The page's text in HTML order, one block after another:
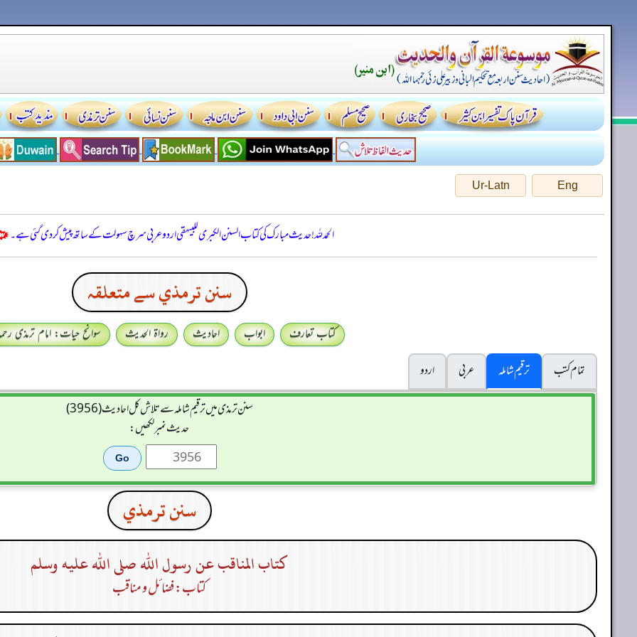
Eng
Ur-Latn
الحمدللہ! حدیث مبارک کی کتاب السنن الكبرى للبيهقي اردو عربی سرچ سہولت کے ساتھ پیش کر دی گئی ہے۔
سنن ترمذي سے متعلقہ
کتاب تعارف ابواب احادیث رواۃ الحدیث
سوانح حیات: امام ترمذی
تمام کتب
ترقیم شاملہ عربی
اردو
سنن ترمذی میں ترقیم شاملہ سے تلاش کل احادیث (3956)
حدیث نمبر لکھیں:
سنن ترمذي
كتاب المناقب عن رسول الله صلى الله عليه وسلم
کتاب: فضائل و مناقب